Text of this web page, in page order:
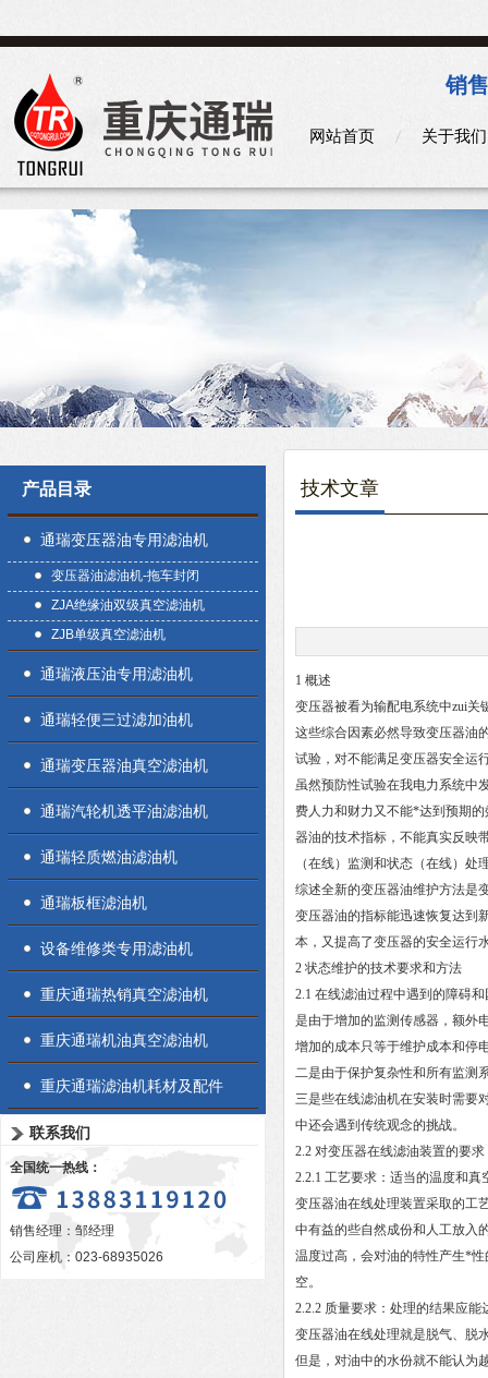
销
网站首页 关于我们
产品目录
通瑞变压器油专用滤油机
变压器油滤油机-拖车封闭
ZJA绝缘油双级真空滤油机
ZJB单级真空滤油机
通瑞液压油专用滤油机
通瑞轻便三过滤加油机
通瑞变压器油真空滤油机
通瑞汽轮机透平油滤油机
通瑞轻质燃油滤油机
通瑞板框滤油机
设备维修类专用滤油机
重庆通瑞热销真空滤油机
重庆通瑞机油真空滤油机
重庆通瑞滤油机耗材及配件
联系我们
全国统一热线：
销售经理：邹经理
公司座机：023-68935026
技术文章
1 概述
变压器被看为输配电系统中zui
这些综合因素必然导致变压器油
试验，对不能满足变压器安全运
虽然预防性试验在我电力系统中
费人力和财力又不能*达到预期
器油的技术指标，不能真实反映
（在线）监测和状态（在线）处
综述全新的变压器油维护方法是
变压器油的指标能迅速恢复达到
本，又提高了变压器的安全运行
2 状态维护的技术要求和方法
2.1 在线滤油过程中遇到的障碍和
是由于增加的监测传感器，额外
增加的成本只等于维护成本和停
二是由于保护复杂性和所有监测
三是些在线滤油机在安装时需要
中还会遇到传统观念的挑战。
2.2 对变压器在线滤油装置的要求
2.2.1 工艺要求：适当的温度和真
变压器油在线处理装置采取的工
中有益的些自然成份和人工放入
温度过高，会对油的特性产生*
空。
2.2.2 质量要求：处理的结果应能
变压器油在线处理就是脱气、脱
但是，对油中的水份就不能认为